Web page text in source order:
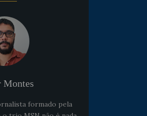
Montes
formado pela